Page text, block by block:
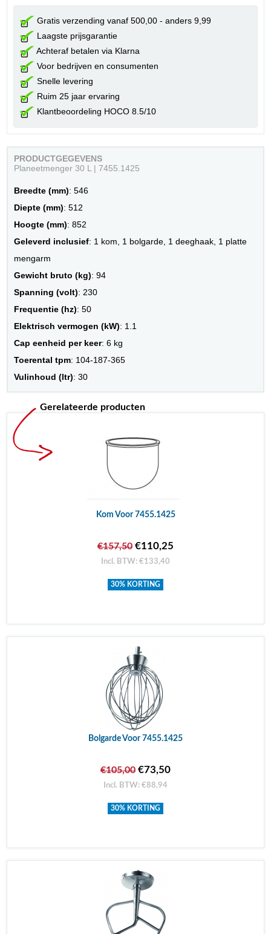
Gratis verzending vanaf 500,00 - anders 9,99
Laagste prijsgarantie
Achteraf betalen via Klarna
Voor bedrijven en consumenten
Snelle levering
Ruim 25 jaar ervaring
Klantbeoordeling HOCO 8.5/10
PRODUCTGEGEVENS
Planeetmenger 30 L | 7455.1425
Breedte (mm): 546
Diepte (mm): 512
Hoogte (mm): 852
Geleverd inclusief: 1 kom, 1 bolgarde, 1 deeghaak, 1 platte
mengarm
Gewicht bruto (kg): 94
Spanning (volt): 230
Frequentie (hz): 50
Elektrisch vermogen (kW): 1.1
Cap eenheid per keer: 6 kg
Toerental tpm: 104-187-365
Vulinhoud (ltr): 30
Gerelateerde producten
Kom Voor 7455.1425
€157,50 €110,25
Incl. BTW: €133,40
30% KORTING
Bolgarde Voor 7455.1425
€105,00 €73,50
Incl. BTW: €88,94
30% KORTING